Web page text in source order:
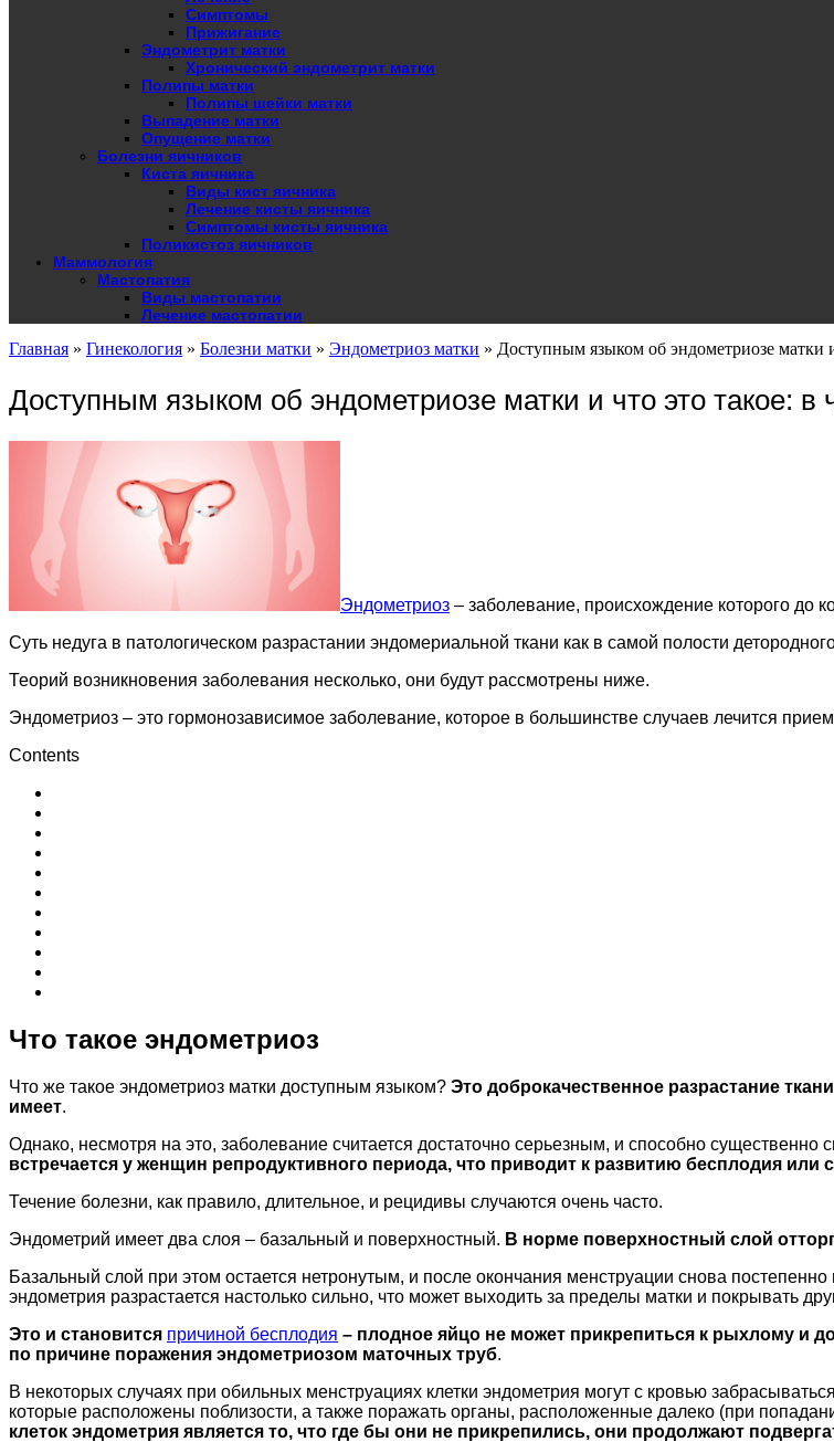
Симптомы
Прижигание
Эндометрит матки
Хронический эндометрит матки
Полипы матки
Полипы шейки матки
Выпадение матки
Опущение матки
Болезни яичников
Киста яичника
Виды кист яичника
Лечение кисты яичника
Симптомы кисты яичника
Поликистоз яичников
Маммология
Мастопатия
Виды мастопатии
Лечение мастопатии
Главная » Гинекология » Болезни матки » Эндометриоз матки » Доступным языком об эндометриозе матки
Доступным языком об эндометриозе матки и что это такое:
Эндометриоз – заболевание, происхождение которого до
Суть недуга в патологическом разрастании эндомериальной ткани как в самой полости
Теорий возникновения заболевания несколько, они будут рассмотрены ниже.
Эндометриоз – это гормонозависимое заболевание, которое в большинстве случаев лечится
Contents
Что такое эндометриоз
Что же такое эндометриоз матки доступным языком? Это доброкачественное разрастание
имеет.
Однако, несмотря на это, заболевание считается достаточно серьезным, и способно существенно
встречается у женщин репродуктивного периода, что приводит к развитию бесплодия
Течение болезни, как правило, длительное, и рецидивы случаются очень часто.
Эндометрий имеет два слоя – базальный и поверхностный. В норме поверхностный слой
Базальный слой при этом остается нетронутым, и после окончания менструации снова
эндометрия разрастается настолько сильно, что может выходить за пределы матки и покрывать
Это и становится причиной бесплодия – плодное яйцо не может прикрепиться к рыхлому и
по причине поражения эндометриозом маточных труб.
В некоторых случаях при обильных менструациях клетки эндометрия могут с кровью
которые расположены поблизости, а также поражать органы, расположенные далеко (при
клеток эндометрия является то, что где бы они не прикрепились, они продолжают